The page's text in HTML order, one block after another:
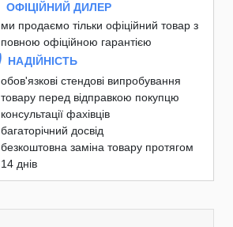
ОФІЦІЙНИЙ ДИЛЕР
ми продаємо тільки офіційний товар з
повною офіційною гарантією
НАДІЙНІСТЬ
обов'язкові стендові випробування
товару перед відправкою покупцю
консультації фахівців
багаторічний досвід
безкоштовна заміна товару протягом
14 днів